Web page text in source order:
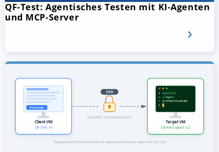
QF-Test: Agentisches Testen mit KI-Agenten
und MCP-Server